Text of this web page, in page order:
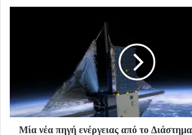
Μία νέα πηγή ενέργειας από το